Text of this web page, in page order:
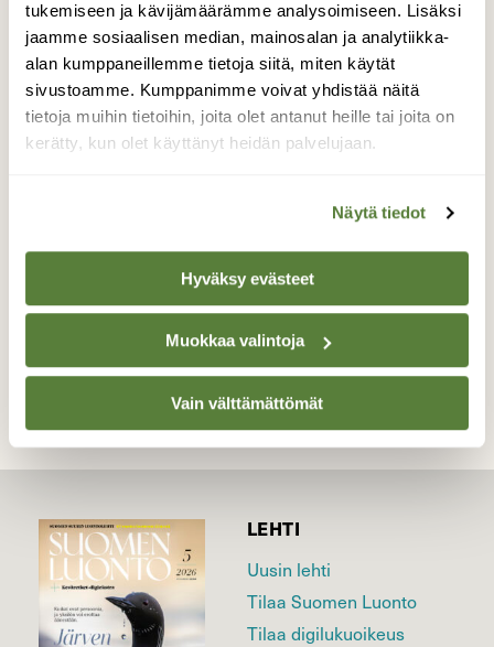
tukemiseen ja kävijämäärämme analysoimiseen. Lisäksi
jaamme sosiaalisen median, mainosalan ja analytiikka-
alan kumppaneillemme tietoja siitä, miten käytät
sivustoamme. Kumppanimme voivat yhdistää näitä
tietoja muihin tietoihin, joita olet antanut heille tai joita on
kerätty, kun olet käyttänyt heidän palvelujaan.
Näytä tiedot
Hyväksy evästeet
Muokkaa valintoja
Vain välttämättömät
Väriläiskiä
Talvella luonnon omia " väriläiskiä" voi aina
yrittää etsiä, mutta Lempäälän
Herralankoskelta sellaisia löytyy joka talvi.
Valokuvaaja: Kari Saarinen, Lempäälä 12.2.2016
LEHTI
Uusin lehti
Tilaa Suomen Luonto
Tilaa digilukuoikeus